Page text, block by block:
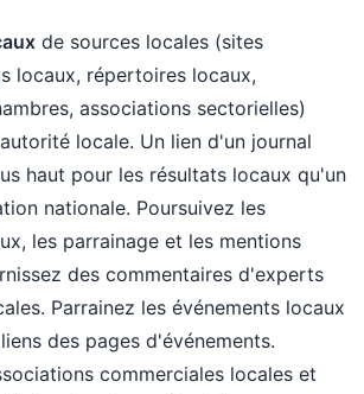
de sources locales (sites
locaux, répertoires locaux,
associations sectorielles)
locale. Un lien d'un journal
haut pour les résultats locaux qu'un
nationale. Poursuivez les
les parrainage et les mentions
des commentaires d'experts
Parrainez les événements locaux
des pages d'événements.
commerciales locales et